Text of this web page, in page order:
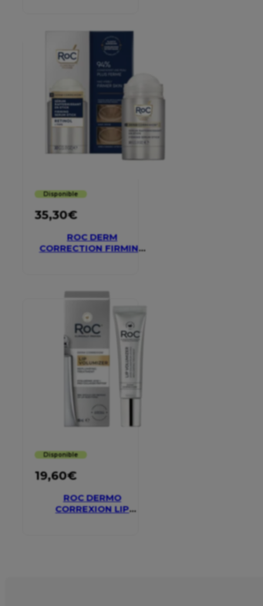
Disponible
35,30€
ROC DERM
CORRECTION FIRMING
Disponible
19,60€
ROC DERMO
CORREXION LIP